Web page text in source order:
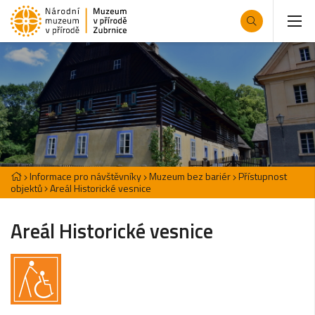
Informace pro návštěvníky Muzeum bez bariér Přístupnost
objektů Areál Historické vesnice
Areál Historické vesnice